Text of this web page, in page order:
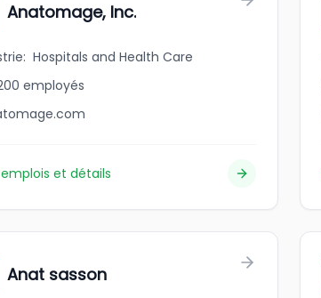
Anatomage, Inc.
: Hospitals and Health Care
employés
et détails
Anat sasson